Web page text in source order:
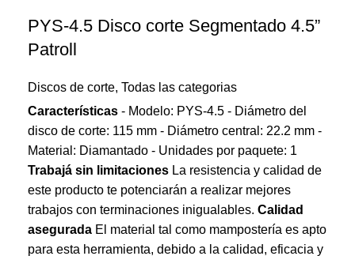
PYS-4.5 Disco corte Segmentado 4.5”
Patroll
Discos de corte, Todas las categorias
Características - Modelo: PYS-4.5 - Diámetro del
disco de corte: 115 mm - Diámetro central: 22.2 mm -
Material: Diamantado - Unidades por paquete: 1
Trabajá sin limitaciones La resistencia y calidad de
este producto te potenciarán a realizar mejores
trabajos con terminaciones inigualables. Calidad
asegurada El material tal como mampostería es apto
para esta herramienta, debido a la calidad, eficacia y